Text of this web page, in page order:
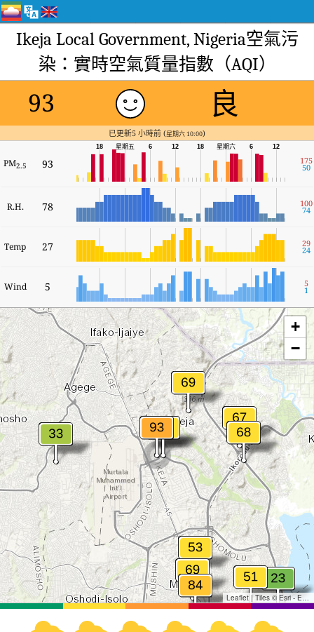
Ikeja Local Government, Nigeria空氣污
染：實時空氣質量指數（AQI）
93 良
已更新5 小時前 (星期六 10:00)
PM2.5 93
12
6
星期六
18
12
6
星期五
18
175
50
R.H. 78 100
74
Temp 27 29
24
Wind 5 5
1
+
−
Leaflet | Tiles © Esri - Esri, DeLorme, NAVTEQ, TomTom, Intermap, iPC, USGS, FAO, NPS, NRCAN, GeoBase, Kadaster NL, Ordnance Survey, Esri Japan, METI, Esri China (Hong Kong), and the GIS User Community